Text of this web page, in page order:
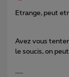
Etrange, peut
Avez vous tenter
le soucis, on